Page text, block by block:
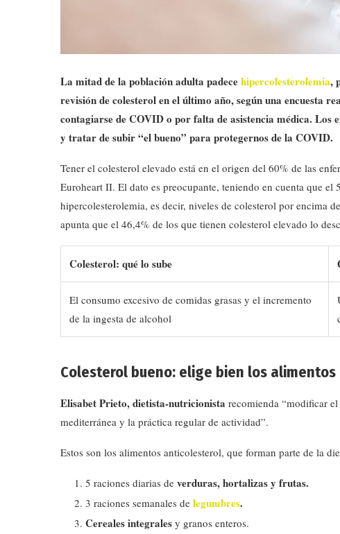
La mitad de la población adulta padecehipercolesterolemia,
revisión de colesterol en el último año, según una encuesta
contagiarse de COVID o por falta de asistencia médica. Los
y tratar de subir “el bueno” para protegernos de la COVID.
Tener el colesterol elevado está en el origen del 60% de las
Euroheart II. El dato es preocupante, teniendo en cuenta que
hipercolesterolemia, es decir, niveles de colesterol por encima
apunta que el 46,4% de los que tienen colesterol elevado lo
Colesterol: qué lo sube
El consumo excesivo de comidas grasas y el incremento
de la ingesta de alcohol
Colesterol bueno: elige bien los alimentos
Elisabet Prieto, dietista-nutricionista recomienda “modificar
mediterránea y la práctica regular de actividad”.
Estos son los alimentos anticolesterol, que forman parte de la
5 raciones diarias de verduras, hortalizas y frutas.
3 raciones semanales de legumbres.
Cereales integrales y granos enteros.